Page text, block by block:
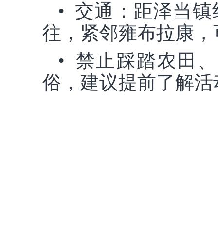
• 交通：距泽当镇
往，紧邻雍布拉康
• 禁止踩踏农田
俗，建议提前了解